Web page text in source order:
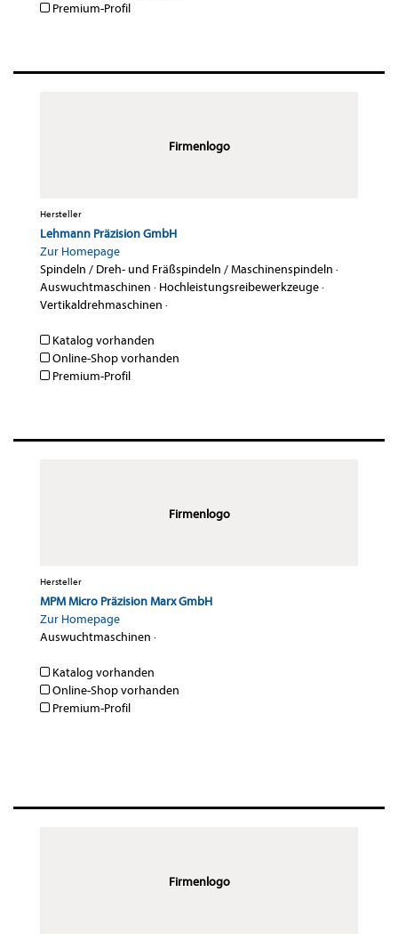
Premium-Profil
Firmenlogo
Hersteller
Lehmann Präzision GmbH
Zur Homepage
Spindeln / Dreh- und Fräßspindeln / Maschinenspindeln ·
Auswuchtmaschinen · Hochleistungsreibewerkzeuge·
Vertikaldrehmaschinen ·
Katalog vorhanden
Online-Shop vorhanden
Premium-Profil
Firmenlogo
Hersteller
MPM Micro Präzision Marx GmbH
Zur Homepage
Auswuchtmaschinen ·
Katalog vorhanden
Online-Shop vorhanden
Premium-Profil
Firmenlogo